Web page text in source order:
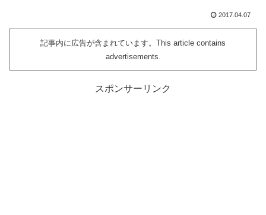
2017.04.07
記事内に広告が含まれています。This article contains
advertisements.
スポンサーリンク